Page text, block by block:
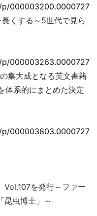
くする～5世代で見ら
集大成となる英文書籍
体系的にまとめた決定
Vol.107を発行～ファー
昆虫博士」～